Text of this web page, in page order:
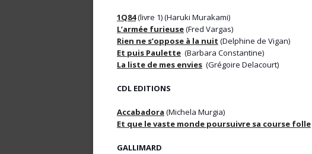
1Q84(livre 1) (Haruki Murakami)
L’armée furieuse(Fred Vargas)
Rien ne s’oppose à la nuit (Delphine de Vigan)
Et puis Paulette (Barbara Constantine)
La liste de mes envies (Grégoire Delacourt)
CDL EDITIONS
Accabadora (Michela Murgia)
Et que le vaste monde poursuivre sa course folle
GALLIMARD